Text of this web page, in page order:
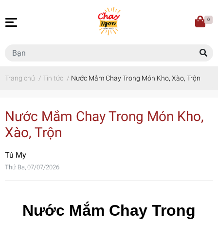
0
Trang chủ / Tin tức / Nước Mắm Chay Trong Món Kho, Xào, Trộn
Nước Mắm Chay Trong Món Kho,
Xào, Trộn
Tú My
Thứ Ba, 07/07/2026
Nước Mắm Chay Trong